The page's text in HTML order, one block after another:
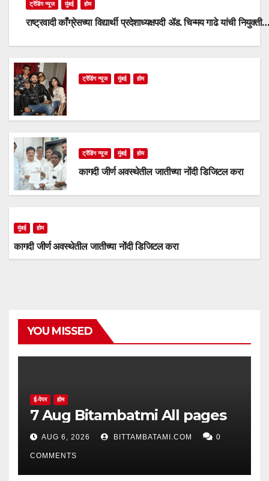
ट्रेंडिंग न्यूज मुंबई होम
राष्ट्रवादी काँग्रेसच्या विद्यार्थी प्रदेशाध्यक्षपदी ॲड. चिन्मय गाढे यांची नियुक्ती…
ट्रेंडिंग न्यूज मुंबई होम
ट्रेंडिंग न्यूज मुंबई होम
कागदी जीर्ण अवस्थेतील जातीच्या नोंदी डिजिटल करा
मुंबई होम
कागदी जीर्ण अवस्थेतील जातीच्या नोंदी डिजिटल करा
YOU MISSED
ई-पेपर होम
7 Aug Bitambatmi All pages
AUG 6, 2026 BITTAMBATAMI.COM 0
COMMENTS